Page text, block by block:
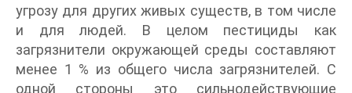
угрозу для других живых существ, в том числе
и для людей. В целом пестициды как
загрязнители окружающей среды составляют
менее 1 % из общего числа загрязнителей. С
одной стороны это сильнодействующие